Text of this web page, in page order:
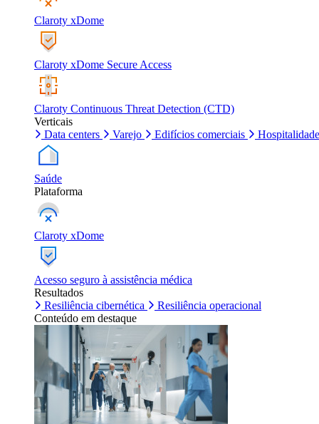
Claroty xDome
Claroty xDome Secure Access
Claroty Continuous Threat Detection (CTD)
Verticais
Data centers
Varejo Edifícios comerciais Hospitalidade
Saúde
Plataforma
Claroty xDome
Acesso seguro à assistência médica
Resultados
Resiliência cibernética
Resiliência operacional
Conteúdo em destaque